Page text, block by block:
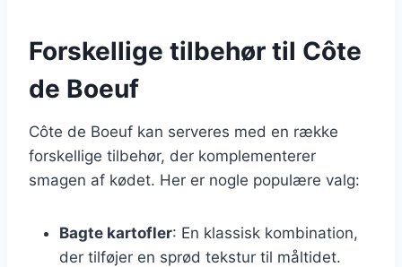
Forskellige tilbehør til Côte
de Boeuf
Côte de Boeuf kan serveres med en række
forskellige tilbehør, der komplementerer
smagen af kødet. Her er nogle populære valg:
Bagte kartofler: En klassisk kombination,
der tilføjer en sprød tekstur til måltidet.